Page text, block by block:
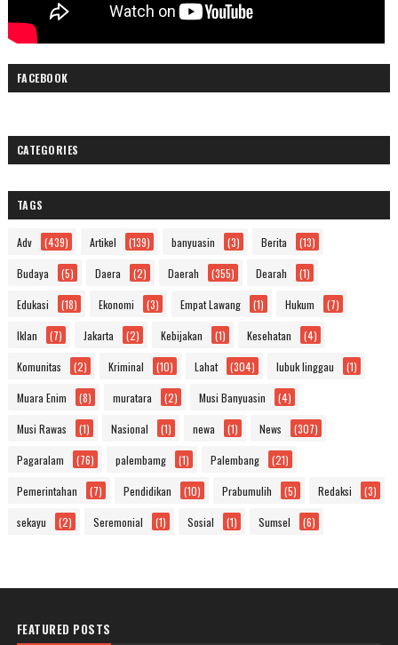
FACEBOOK
CATEGORIES
TAGS
Adv (439) Artikel (139) banyuasin (3) Berita (13)
Budaya (5) Daera (2) Daerah (355) Dearah (1)
Edukasi (18) Ekonomi (3) Empat Lawang (1) Hukum (7)
Iklan (7) Jakarta (2) Kebijakan (1) Kesehatan (4)
Komunitas (2) Kriminal (10) Lahat (304) lubuk linggau (1)
Muara Enim (8) muratara (2) Musi Banyuasin (4)
Musi Rawas (1) Nasional (1) newa (1) News (307)
Pagaralam (76) palembamg (1) Palembang (21)
Pemerintahan (7) Pendidikan (10) Prabumulih (5) Redaksi (3)
sekayu (2) Seremonial (1) Sosial (1) Sumsel (6)
FEATURED POSTS